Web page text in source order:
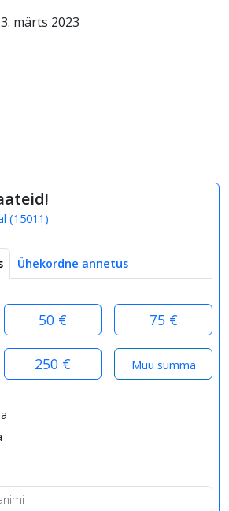
märts 2023
(15011 )
Ühekordne annetus
50 € 75 €
250 €